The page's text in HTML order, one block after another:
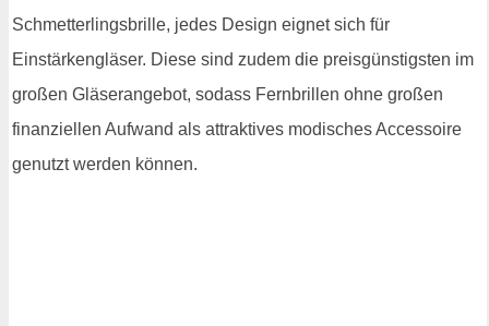
Schmetterlingsbrille, jedes Design eignet sich für
Einstärkengläser. Diese sind zudem die preisgünstigsten im
großen Gläserangebot, sodass Fernbrillen ohne großen
finanziellen Aufwand als attraktives modisches Accessoire
genutzt werden können.